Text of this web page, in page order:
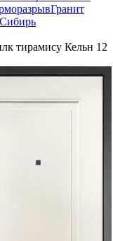
Гранит
тирамису Кельн 12